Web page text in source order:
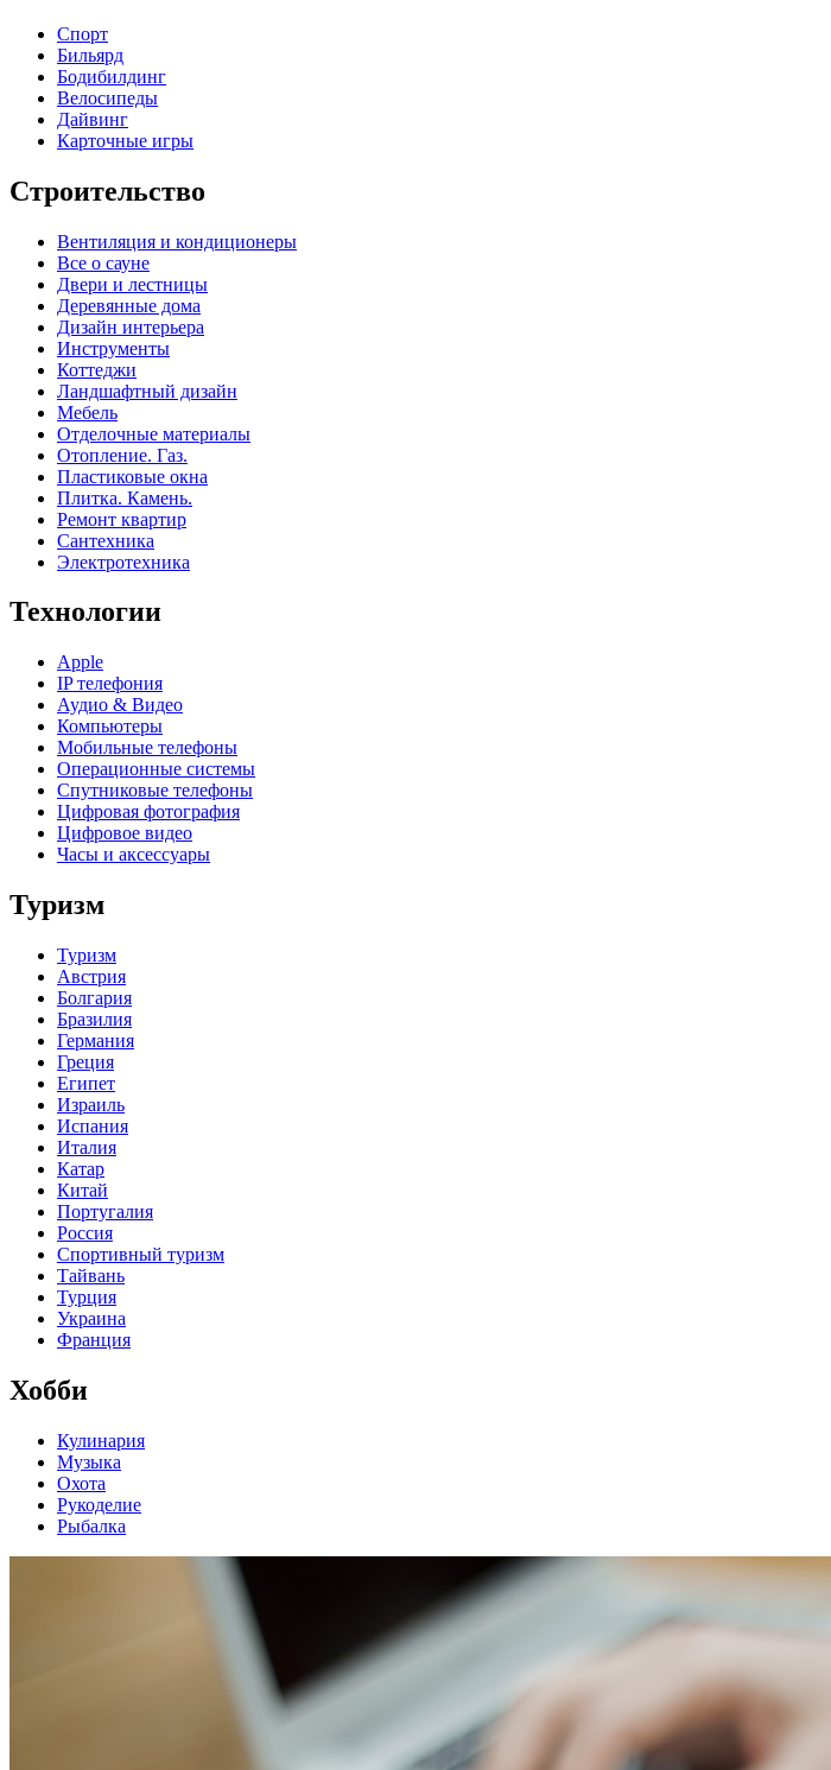
Спорт
Бильярд
Бодибилдинг
Велосипеды
Дайвинг
Карточные игры
Строительство
Вентиляция и кондиционеры
Все о сауне
Двери и лестницы
Деревянные дома
Дизайн интерьера
Инструменты
Коттеджи
Ландшафтный дизайн
Мебель
Отделочные материалы
Отопление. Газ.
Пластиковые окна
Плитка. Камень.
Ремонт квартир
Сантехника
Электротехника
Технологии
Apple
IP телефония
Аудио & Видео
Компьютеры
Мобильные телефоны
Операционные системы
Спутниковые телефоны
Цифровая фотография
Цифровое видео
Часы и аксессуары
Туризм
Туризм
Австрия
Болгария
Бразилия
Германия
Греция
Египет
Израиль
Испания
Италия
Катар
Китай
Португалия
Россия
Спортивный туризм
Тайвань
Турция
Украина
Франция
Хобби
Кулинария
Музыка
Охота
Рукоделие
Рыбалка